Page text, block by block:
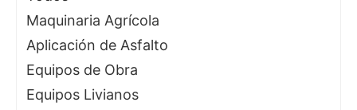
Maquinaria Agrícola
Aplicación de Asfalto
Equipos de Obra
Equipos Livianos